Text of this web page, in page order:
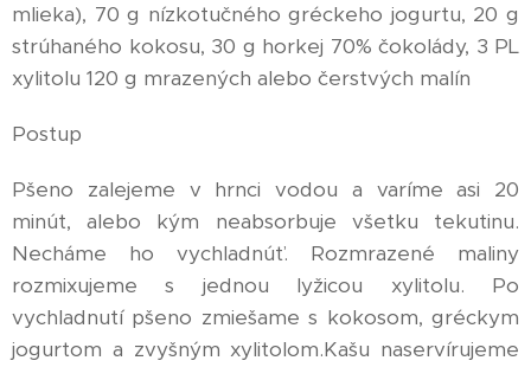
mlieka), 70 g nízkotučného gréckeho jogurtu, 20 g
strúhaného kokosu, 30 g horkej 70% čokolády, 3 PL
xylitolu 120 g mrazených alebo čerstvých malín
Postup
Pšeno zalejeme v hrnci vodou a varíme asi 20
minút, alebo kým neabsorbuje všetku tekutinu.
Necháme ho vychladnúť. Rozmrazené maliny
rozmixujeme s jednou lyžicou xylitolu. Po
vychladnutí pšeno zmiešame s kokosom, gréckym
jogurtom a zvyšným xylitolom.Kašu naservírujeme